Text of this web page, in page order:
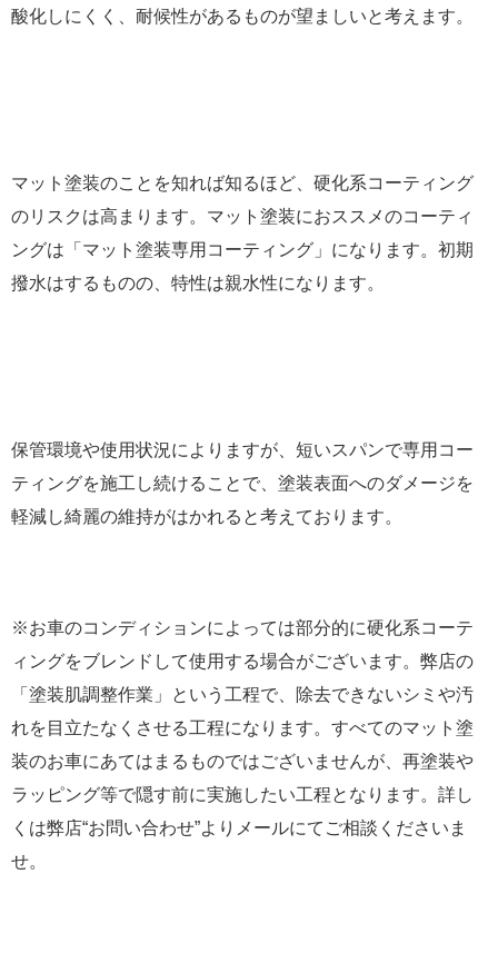
酸化しにくく、耐候性があるものが望ましいと考えます。
マット塗装のことを知れば知るほど、硬化系コーティング
のリスクは高まります。マット塗装におススメのコーティ
ングは「マット塗装専用コーティング」になります。初期
撥水はするものの、特性は親水性になります。
保管環境や使用状況によりますが、短いスパンで専用コー
ティングを施工し続けることで、塗装表面へのダメージを
軽減し綺麗の維持がはかれると考えております。
※お車のコンディションによっては部分的に硬化系コーテ
ィングをブレンドして使用する場合がございます。弊店の
「塗装肌調整作業」という工程で、除去できないシミや汚
れを目立たなくさせる工程になります。すべてのマット塗
装のお車にあてはまるものではございませんが、再塗装や
ラッピング等で隠す前に実施したい工程となります。詳し
くは弊店“お問い合わせ”よりメールにてご相談くださいま
せ。